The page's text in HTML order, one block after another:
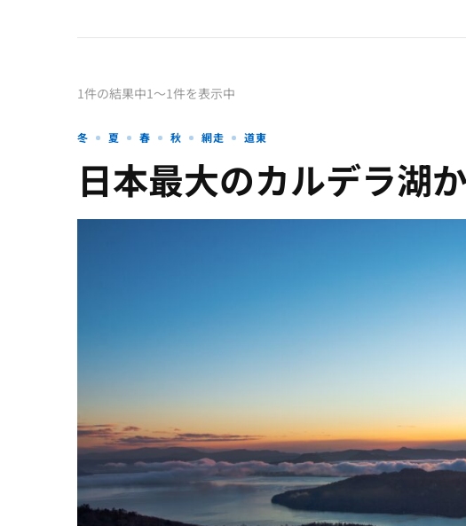
1件の結果中1〜1件を表示中
冬 夏 春 秋 網走 道東
日本最大のカルデラ湖